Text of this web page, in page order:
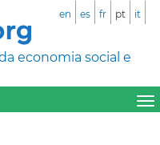
economia social e
en es fr pt it